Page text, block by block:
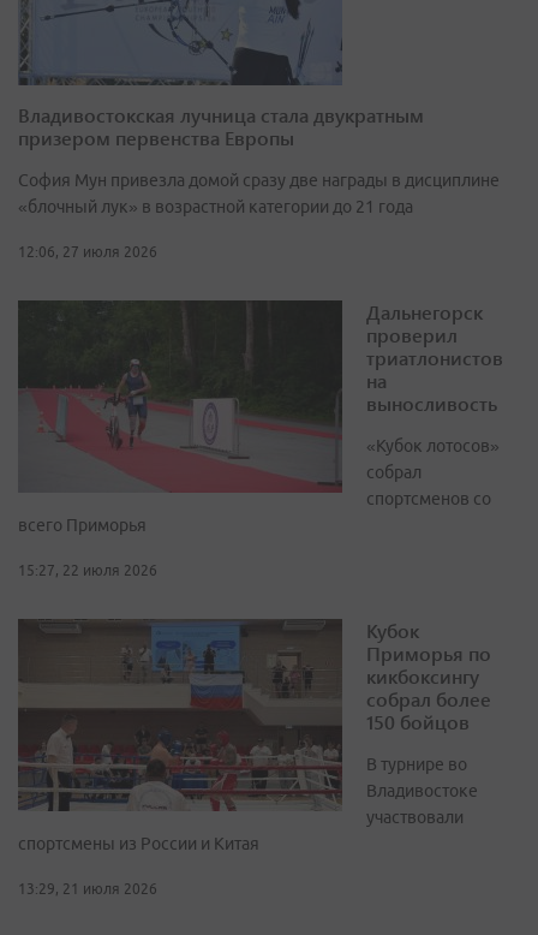
Владивостокская лучница стала двукратным
призером первенства Европы
София Мун привезла домой сразу две награды в дисциплине
«блочный лук» в возрастной категории до 21 года
12:06, 27 июля 2026
Дальнегорск
проверил
триатлонистов
на
выносливость
«Кубок лотосов»
собрал
спортсменов со
всего Приморья
15:27, 22 июля 2026
Кубок
Приморья по
кикбоксингу
собрал более
150 бойцов
В турнире во
Владивостоке
участвовали
спортсмены из России и Китая
13:29, 21 июля 2026